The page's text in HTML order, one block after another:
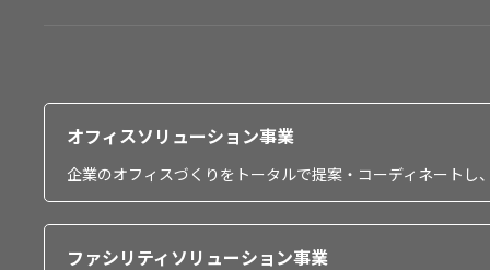
オフィスソリューション事業
企業のオフィスづくりをトータルで提案・コーディネート
ファシリティソリューション事業